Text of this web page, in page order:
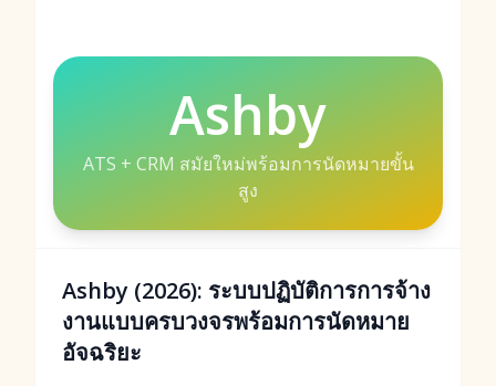
Ashby
ATS + CRM สมัยใหม่พร้อมการนัดหมายขั้น
สูง
Ashby (2026): ระบบปฏิบัติการการจ้าง
งานแบบครบวงจรพร้อมการนัดหมาย
อัจฉริยะ